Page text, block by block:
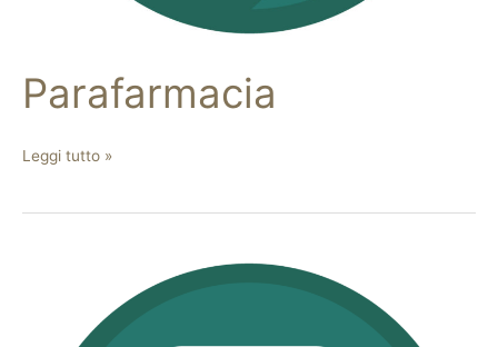
Parafarmacia
Leggi tutto »